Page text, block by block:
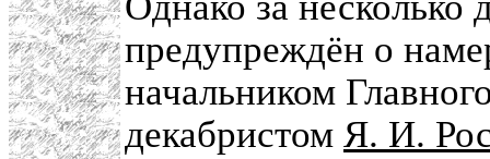
предупреждён о
начальником
декабристом Я. И.